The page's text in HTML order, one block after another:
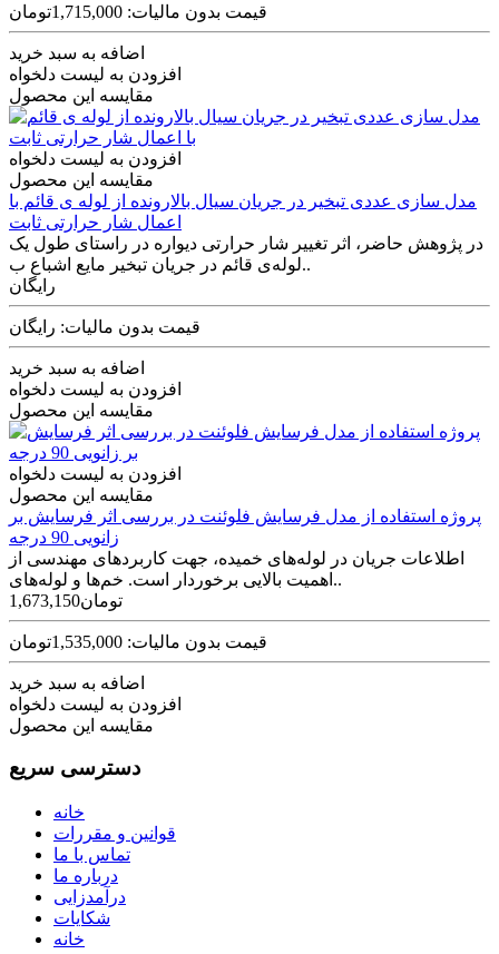
قیمت بدون مالیات: 1,715,000تومان
اضافه به سبد خرید
افزودن به لیست دلخواه
مقایسه این محصول
افزودن به لیست دلخواه
مقایسه این محصول
مدل سازی عددی تبخیر در جریان سیال بالارونده از لوله ی قائم با
اعمال شار حرارتی ثابت
در پژوهش حاضر، اثر تغییر شار حرارتی دیواره در راستای طول یک
لوله­‌ی قائم در جریان تبخیر مایع اشباع ب..
رایگان
قیمت بدون مالیات: رایگان
اضافه به سبد خرید
افزودن به لیست دلخواه
مقایسه این محصول
افزودن به لیست دلخواه
مقایسه این محصول
پروژه استفاده از مدل فرسایش فلوئنت در بررسی اثر فرسایش بر
زانویی 90 درجه
اطلاعات جریان در لوله‌های خمیده، جهت کاربردهای مهندسی از
اهمیت بالایی برخوردار است. خم‌ها و لوله‌های..
1,673,150تومان
قیمت بدون مالیات: 1,535,000تومان
اضافه به سبد خرید
افزودن به لیست دلخواه
مقایسه این محصول
دسترسی سریع
خانه
قوانین و مقررات
تماس با ما
درباره ما
درآمدزایی
شکایات
خانه